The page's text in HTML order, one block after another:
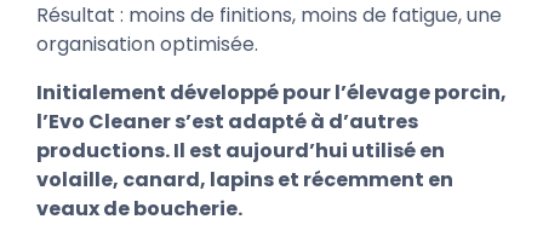
Résultat : moins de finitions, moins de fatigue, une
organisation optimisée.
Initialement développé pour l’élevage porcin,
l’Evo Cleaner s’est adapté à d’autres
productions. Il est aujourd’hui utilisé en
volaille, canard, lapins et récemment en
veaux de boucherie.